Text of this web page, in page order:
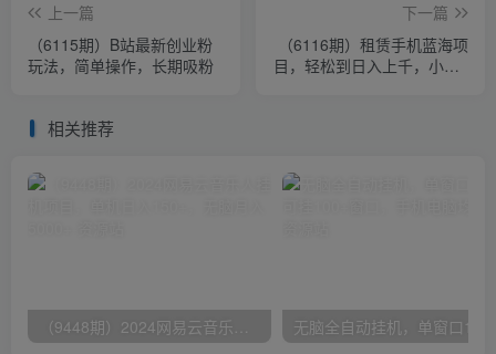
上一篇
（6115期）B站最新创业粉
玩法，简单操作，长期吸粉
下一篇
（6116期）租赁手机蓝海项
目，轻松到日入上千，小白0
相关推荐
（9448期）2024网易云音乐人挂机项目，单机日入150+，无脑月入5000+